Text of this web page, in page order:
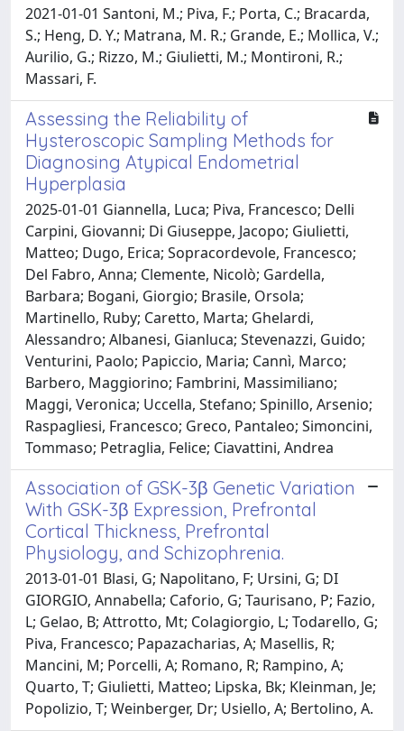
2021-01-01 Santoni, M.; Piva, F.; Porta, C.; Bracarda,
S.; Heng, D. Y.; Matrana, M. R.; Grande, E.; Mollica, V.;
Aurilio, G.; Rizzo, M.; Giulietti, M.; Montironi, R.;
Massari, F.
Assessing the Reliability of
Hysteroscopic Sampling Methods for
Diagnosing Atypical Endometrial
Hyperplasia
2025-01-01 Giannella, Luca; Piva, Francesco; Delli
Carpini, Giovanni; Di Giuseppe, Jacopo; Giulietti,
Matteo; Dugo, Erica; Sopracordevole, Francesco;
Del Fabro, Anna; Clemente, Nicolò; Gardella,
Barbara; Bogani, Giorgio; Brasile, Orsola;
Martinello, Ruby; Caretto, Marta; Ghelardi,
Alessandro; Albanesi, Gianluca; Stevenazzi, Guido;
Venturini, Paolo; Papiccio, Maria; Cannì, Marco;
Barbero, Maggiorino; Fambrini, Massimiliano;
Maggi, Veronica; Uccella, Stefano; Spinillo, Arsenio;
Raspagliesi, Francesco; Greco, Pantaleo; Simoncini,
Tommaso; Petraglia, Felice; Ciavattini, Andrea
Association of GSK-3β Genetic Variation
With GSK-3β Expression, Prefrontal
Cortical Thickness, Prefrontal
Physiology, and Schizophrenia.
2013-01-01 Blasi, G; Napolitano, F; Ursini, G; DI
GIORGIO, Annabella; Caforio, G; Taurisano, P; Fazio,
L; Gelao, B; Attrotto, Mt; Colagiorgio, L; Todarello, G;
Piva, Francesco; Papazacharias, A; Masellis, R;
Mancini, M; Porcelli, A; Romano, R; Rampino, A;
Quarto, T; Giulietti, Matteo; Lipska, Bk; Kleinman, Je;
Popolizio, T; Weinberger, Dr; Usiello, A; Bertolino, A.